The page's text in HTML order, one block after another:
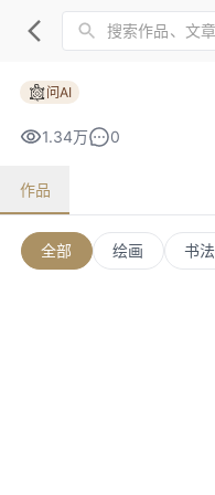
问AI
1.34万 0
作品
全部 绘画 书法